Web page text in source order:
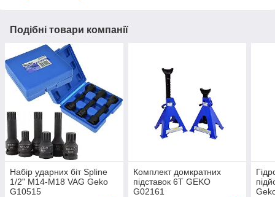
Подібні товари компанії
Набір ударних біт Spline
1/2" M14-M18 VAG Geko
G10515
Комплект домкратних
підставок 6Т GEKO
G02161